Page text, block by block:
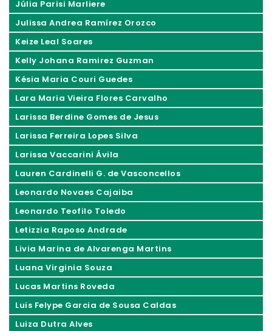
Júlia Parisi Marliere
Julissa Andrea Ramírez Orozco
Keize Leal Soares
Kelly Johana Ramirez Guzman
Késia Maria Couri Guedes
Lara Maria Vieira Flores Carvalho
Larissa Berdine Gomes de Jesus
Larissa Ferreira Lopes Silva
Larissa Vaccarini Ávila
Lauren Cardinelli G. de Vasconcellos
Leonardo Novaes Cajaiba
Leonardo Teofilo Toledo
Letizzia Raposo Andrade
Livia Marina de Alvarenga Martins
Luana Virginia Souza
Lucas Martins Roveda
Luis Felype Garcia de Sousa Caldas
Luiza Dutra Alves